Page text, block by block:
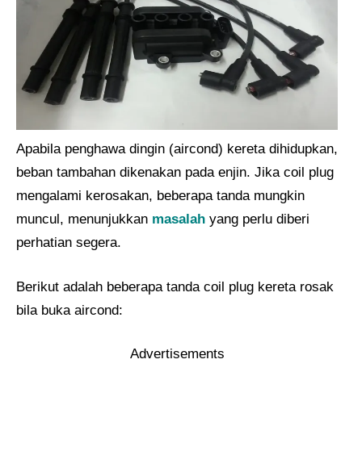
Apabila penghawa dingin (aircond) kereta dihidupkan,
beban tambahan dikenakan pada enjin. Jika coil plug
mengalami kerosakan, beberapa tanda mungkin
muncul, menunjukkan masalah yang perlu diberi
perhatian segera.
Berikut adalah beberapa tanda coil plug kereta rosak
bila buka aircond:
Advertisements